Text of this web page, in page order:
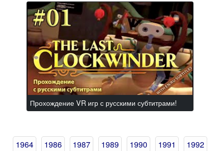
Прохождение VR игр с русскими субтитрами!
1964 1986 1987 1989 1990 1991
1992